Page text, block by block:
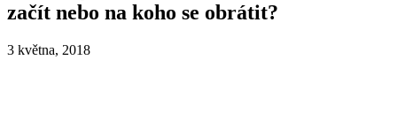
začít nebo na koho se obrátit?
3 května, 2018